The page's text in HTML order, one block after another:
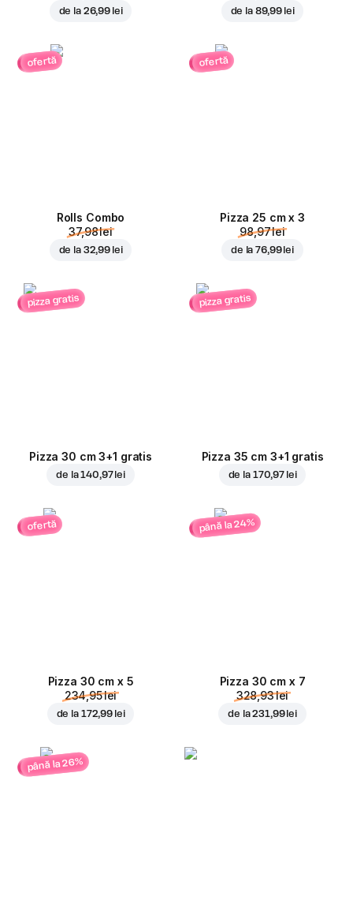
de la 26,99 lei de la 89,99 lei
ofertă
Rolls Combo
37,98 lei
de la 32,99 lei
ofertă
Pizza 25 cm x 3
98,97 lei
de la76,99 lei
pizza gratis
Pizza 30 cm 3+1 gratis
de la140,97 lei
pizza gratis
Pizza 35 cm 3+1 gratis
de la 170,97 lei
ofertă
Pizza 30 cm x 5
234,95 lei
de la 172,99 lei
până la 24%
Pizza 30 cm x 7
328,93 lei
de la231,99 lei
până la 26%